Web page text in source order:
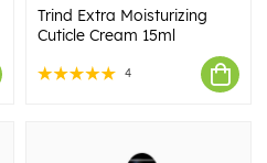
Trind Extra Moisturizing
Cuticle Cream 15ml
4